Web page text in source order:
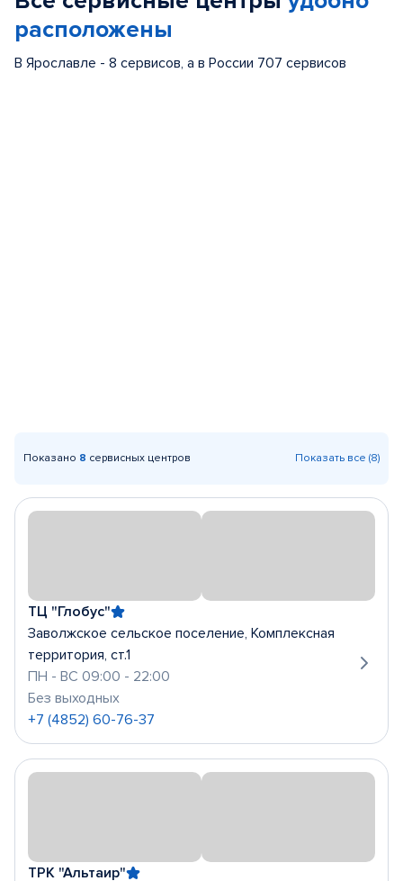
расположены
В Ярославле - 8 сервисов, а в России 707 сервисов
Показано 8 сервисных центров Показать все (8)
ТЦ "Глобус"
Заволжское сельское поселение, Комплексная
территория, ст.1
ПН - ВС 09:00 - 22:00
Без выходных
+7 (4852) 60-76-37
ТРК "Альтаир"